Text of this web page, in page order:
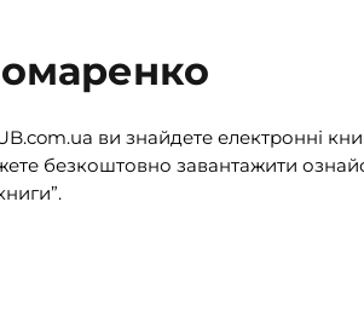
Науково-популярна
(527)
ви знайдете електронні
безкоштовно завантажити